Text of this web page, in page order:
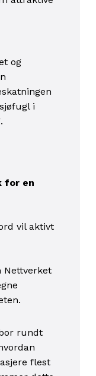
og
i
for en
vil aktivt
Nettverket
rundt
flest